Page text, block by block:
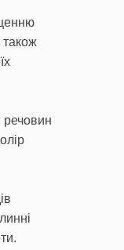
також
речовин